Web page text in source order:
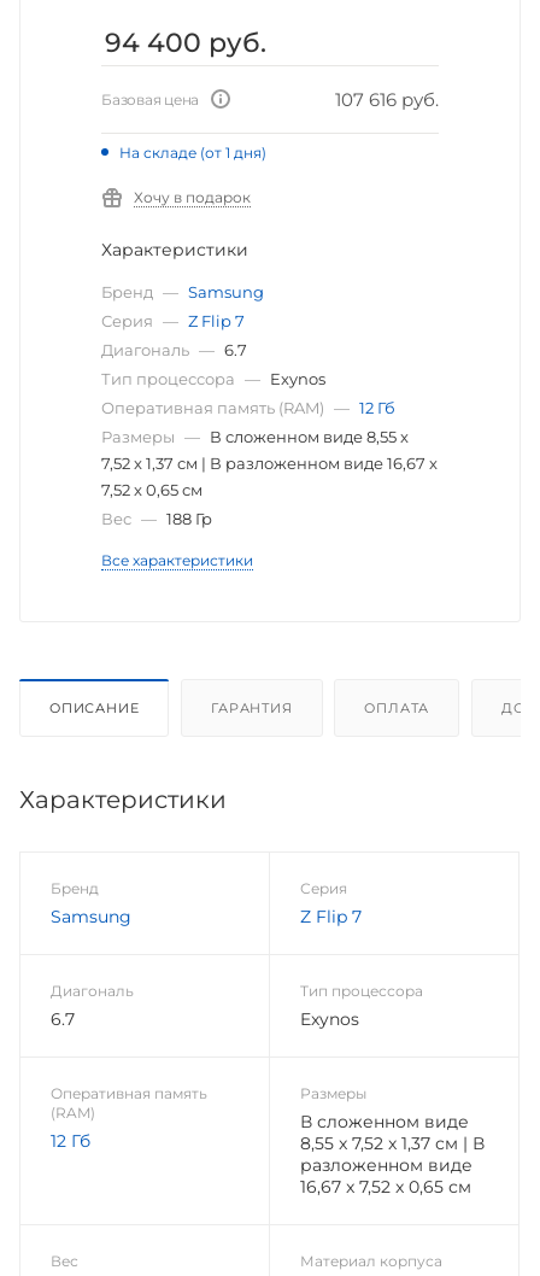
94 400 руб.
Базовая цена 107 616 руб.
На складе (от 1 дня)
Хочу в подарок
Характеристики
Бренд — Samsung
Серия — Z Flip 7
Диагональ — 6.7
Тип процессора — Exynos
Оперативная память (RAM) — 12 Гб
Размеры — В сложенном виде 8,55 x
7,52 x 1,37 см | В разложенном виде 16,67 x
7,52 x 0,65 см
Вес — 188 Гр
Все характеристики
ОПИСАНИЕ ГАРАНТИЯ ОПЛАТА
Характеристики
Бренд
Samsung
Серия
Z Flip 7
Диагональ
6.7
Тип процессора
Exynos
Оперативная память
(RAM)
12 Гб
Размеры
В сложенном виде
8,55 x 7,52 x 1,37 см | В
разложенном виде
16,67 x 7,52 x 0,65 см
Вес Материал корпуса